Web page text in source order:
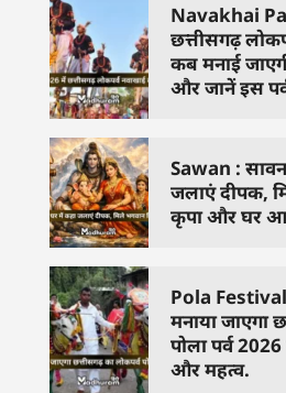
Navakhai
छत्तीसगढ़
कब मनाई
और जानें इस
Sawan :
जलाएं दीपक,
कृपा और घर
Pola
मनाया जाएगा
पोला पर्व
और महत्व.